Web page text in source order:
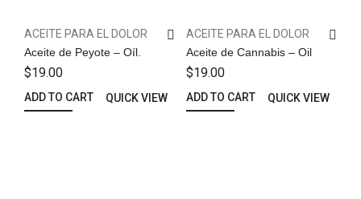
ACEITE PARA EL DOLOR
Aceite de Peyote – Oíl.
$19.00
ADD TO CART QUICK VIEW
ACEITE PARA EL DOLOR
Aceite de Cannabis – Oil
$19.00
ADD TO CART QUICK VIEW